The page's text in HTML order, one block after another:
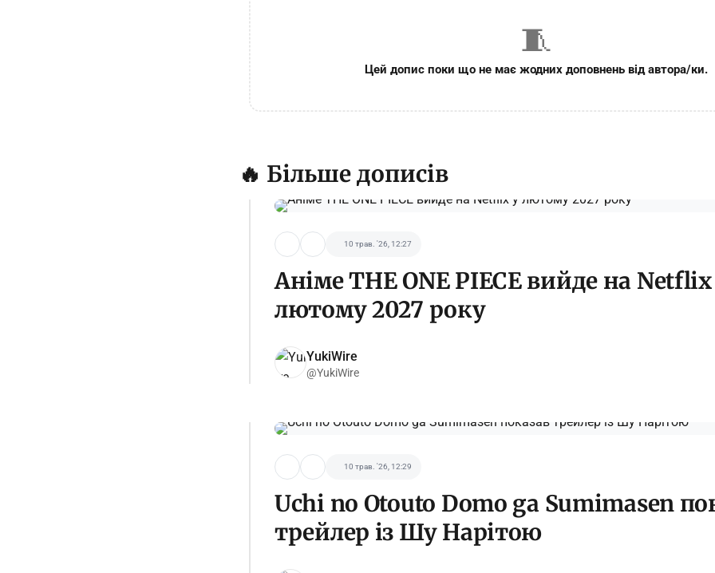
🧵
Цей допис поки що не має жодних доповнень від автора/ки.
🔥 Більше дописів
10 трав. '26, 12:27
Аніме THE ONE PIECE вийде на
лютому 2027 року
YukiWire
@YukiWire
10 трав. '26, 12:29
Uchi no Otouto Domo ga Sumimasen
трейлер із Шу Нарітою